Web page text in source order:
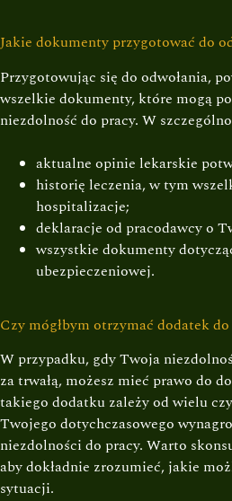
Jakie dokumenty przygotować do
Przygotowując się do odwołania,
wszelkie dokumenty, które mogą
niezdolność do pracy. W
aktualne opinie lekarskie
historię leczenia, w tym
hospitalizacje;
deklaracje od pracodawcy o
wszystkie dokumenty
ubezpieczeniowej.
Czy mógłbym otrzymać dodatek
W przypadku, gdy Twoja
za trwałą, możesz mieć prawo do
takiego dodatku zależy od wielu
Twojego dotychczasowego
niezdolności do pracy. Warto
aby dokładnie zrozumieć, jakie
sytuacji.